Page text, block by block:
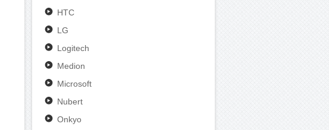
HTC
LG
Logitech
Medion
Microsoft
Nubert
Onkyo